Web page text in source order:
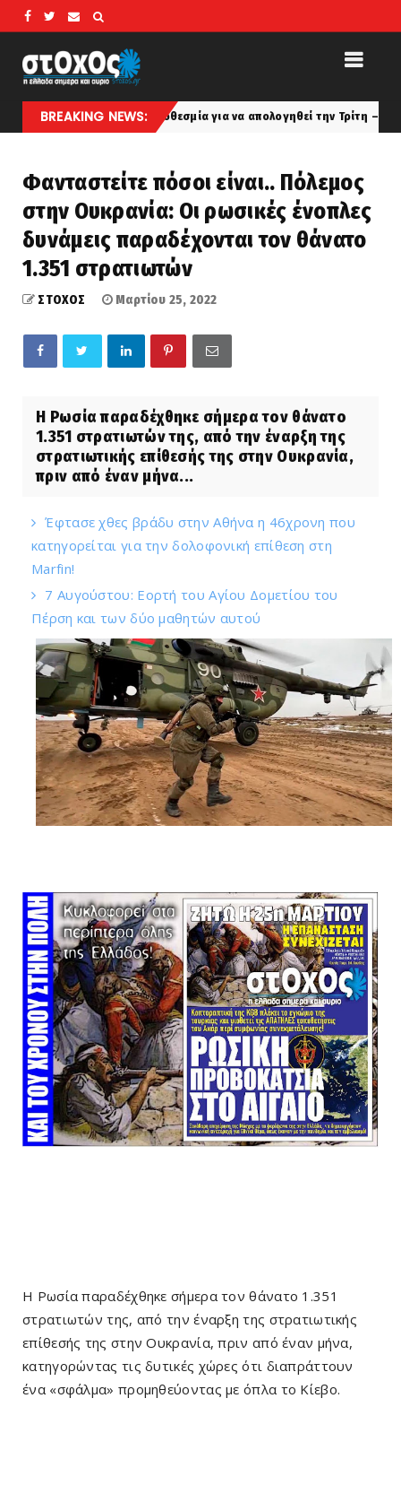
BREAKING NEWS:
πήρε προθεσμία για να απολογηθεί την Τρίτη – Επιστρέφει στα
Φανταστείτε πόσοι είναι.. Πόλεμος
στην Ουκρανία: Οι ρωσικές ένοπλες
δυνάμεις παραδέχονται τον θάνατο
1.351 στρατιωτών
ΣΤΟΧΟΣ Μαρτίου 25, 2022
Η Ρωσία παραδέχθηκε σήμερα τον θάνατο
1.351 στρατιωτών της, από την έναρξη της
στρατιωτικής επίθεσής της στην Ουκρανία,
πριν από έναν μήνα...
Έφτασε χθες βράδυ στην Αθήνα η 46χρονη που
κατηγορείται για την δολοφονική επίθεση στη
Marfin!
7 Αυγούστου: Εορτή του Αγίου Δομετίου του
Πέρση και των δύο μαθητών αυτού
Η Ρωσία παραδέχθηκε σήμερα τον θάνατο 1.351
στρατιωτών της, από την έναρξη της στρατιωτικής
επίθεσής της στην Ουκρανία, πριν από έναν μήνα,
κατηγορώντας τις δυτικές χώρες ότι διαπράττουν
ένα «σφάλμα» προμηθεύοντας με όπλα το Κίεβο.